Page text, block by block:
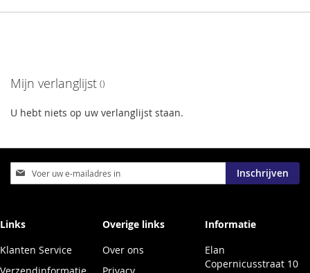
Mijn verlanglijst
U hebt niets op uw verlanglijst staan.
Abonneer
u
nieuwsbrief
Inschrijven
Links
Klanten Service
Overige links
Over ons
Informatie
Elan
Copernicusstraat 10